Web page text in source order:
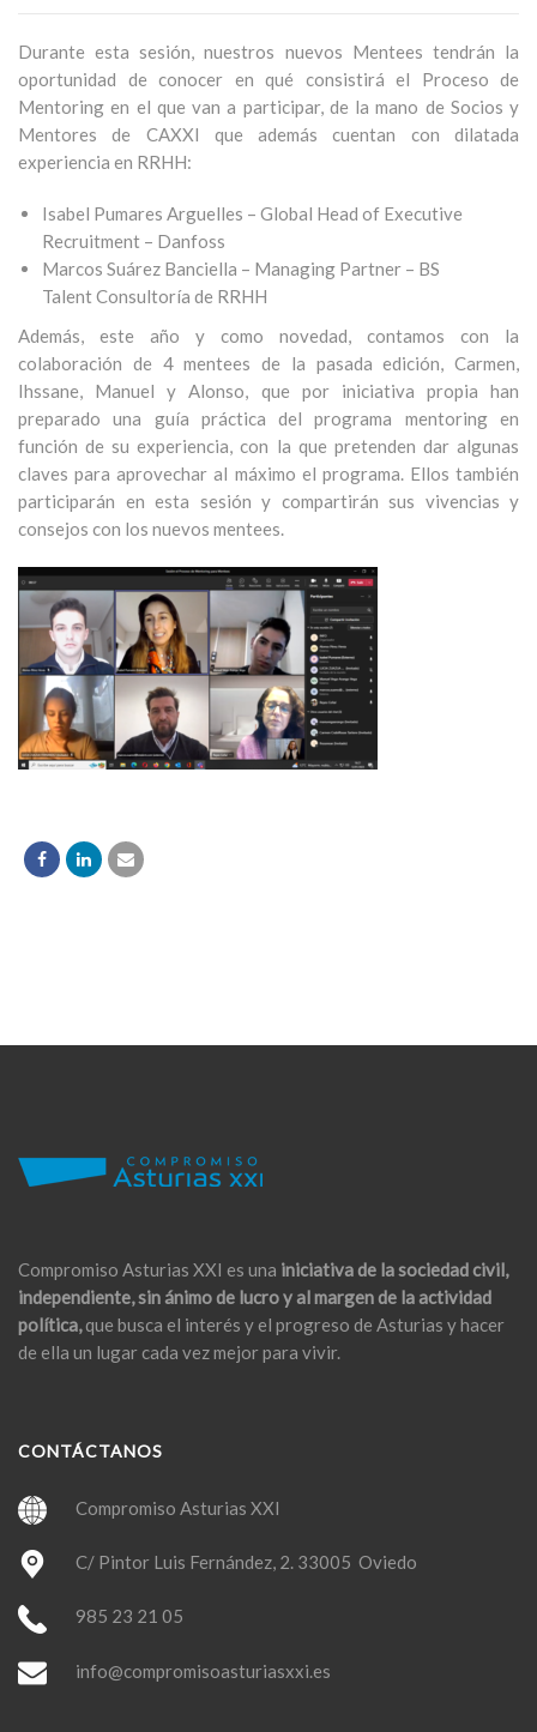
Durante esta sesión, nuestros nuevos Mentees tendrán la
oportunidad de conocer en qué consistirá el Proceso de
Mentoring en el que van a participar, de la mano de Socios y
Mentores de CAXXI que además cuentan con dilatada
experiencia en RRHH:
Isabel Pumares Arguelles – Global Head of Executive
Recruitment – Danfoss
Marcos Suárez Banciella – Managing Partner – BS
TalentConsultoría de RRHH
Además, este año y como novedad, contamos con la
colaboración de 4 mentees de la pasada edición, Carmen,
Ihssane, Manuel y Alonso, que por iniciativa propia han
preparado una guía práctica del programa mentoring en
función de su experiencia, con la que pretenden dar algunas
claves para aprovechar al máximo el programa. Ellos también
participarán en esta sesión y compartirán sus vivencias y
consejos con los nuevos mentees.
Compromiso Asturias XXI es una iniciativa de la sociedad civil,
independiente, sin ánimo de lucro y al margen de la actividad
política,que busca el interés y el progreso de Asturias y hacer
de ella un lugar cada vez mejor para vivir.
CONTÁCTANOS
Compromiso Asturias XXI
C/ Pintor Luis Fernández, 2. 33005 Oviedo
985 23 21 05
info@compromisoasturiasxxi.es